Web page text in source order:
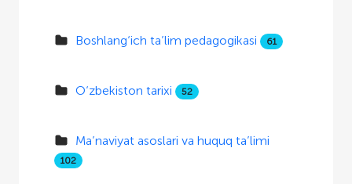
Boshlang‘ich ta’lim pedagogikasi 61
O‘zbekiston tarixi 52
Ma’naviyat asoslari va huquq ta’limi
102